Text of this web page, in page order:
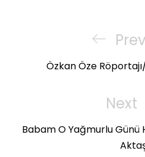
gezinmesi
Post
Özkan Öze
Next
Post
Next
Babam O Yağmurlu